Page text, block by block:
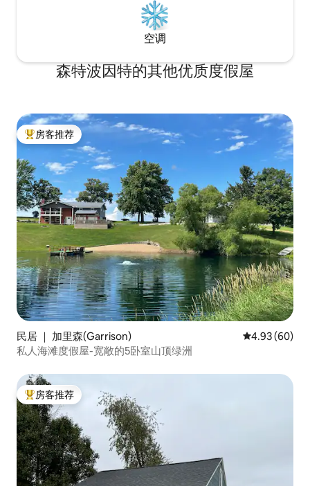
空调
森特波因特的其他优质度假屋
热门「房客推荐」
房客推荐
民居 ｜ 加里森(Garrison) 平均评分 4.93
4.93 (60)
私人海滩度假屋-宽敞的5卧室山顶绿洲
热门「房客推荐」
房客推荐